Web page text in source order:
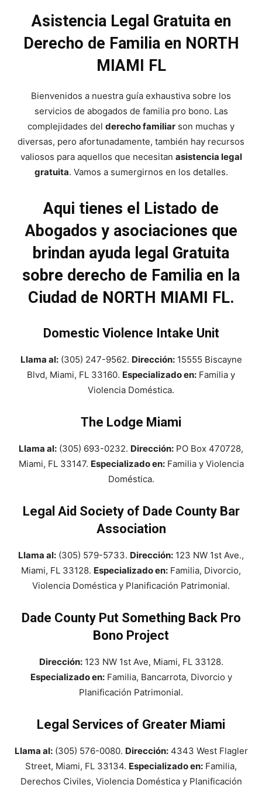
Asistencia Legal Gratuita en
Derecho de Familia en NORTH
MIAMI FL
Bienvenidos a nuestra guía exhaustiva sobre los
servicios de abogados de familia pro bono. Las
complejidades del derecho familiar son muchas y
diversas, pero afortunadamente, también hay recursos
valiosos para aquellos que necesitan asistencia legal
gratuita. Vamos a sumergirnos en los detalles.
Aqui tienes el Listado de
Abogados y asociaciones que
brindan ayuda legal Gratuita
sobre derecho de Familia en la
Ciudad de NORTH MIAMI FL.
Domestic Violence Intake Unit
Llama al:(305) 247-9562. Dirección:15555 Biscayne
Blvd, Miami, FL 33160. Especializado en: Familia y
Violencia Doméstica.
The Lodge Miami
Llama al: (305) 693-0232. Dirección: PO Box 470728,
Miami, FL 33147. Especializado en:Familia y Violencia
Doméstica.
Legal Aid Society of Dade County Bar
Association
Llama al: (305) 579-5733. Dirección: 123 NW 1st Ave.,
Miami, FL 33128. Especializado en: Familia, Divorcio,
Violencia Doméstica y Planificación Patrimonial.
Dade County Put Something Back Pro
Bono Project
Dirección:123 NW 1st Ave, Miami, FL 33128.
Especializado en:Familia, Bancarrota, Divorcio y
Planificación Patrimonial.
Legal Services of Greater Miami
Llama al:(305) 576-0080. Dirección:4343 West Flagler
Street, Miami, FL 33134. Especializado en: Familia,
Derechos Civiles, Violencia Doméstica y Planificación